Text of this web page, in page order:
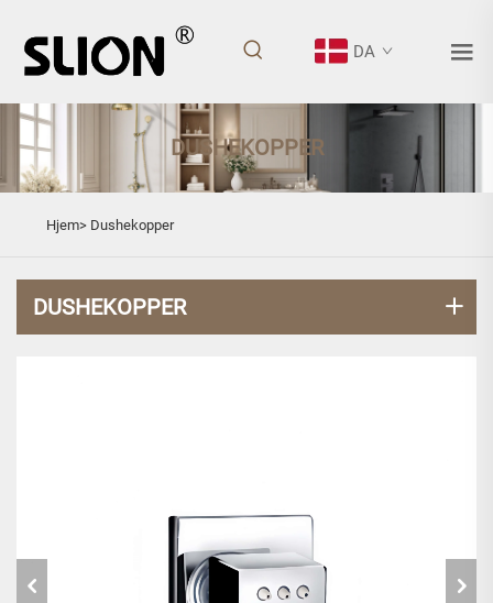
DA
DUSHEKOPPER
Hjem> Dushekopper
DUSHEKOPPER